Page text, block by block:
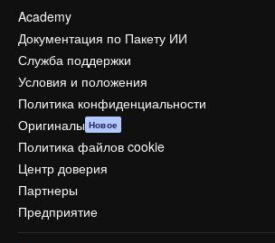
Academy
Документация по Пакету ИИ
Служба поддержки
Условия и положения
Политика конфиденциальности
Оригиналы Новое
Политика файлов cookie
Центр доверия
Партнеры
Предприятие